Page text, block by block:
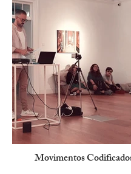
Movimentos